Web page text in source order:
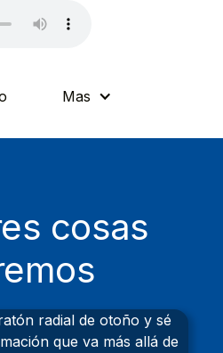
Mas
cosas
radial de otoño y sé
que va más allá de